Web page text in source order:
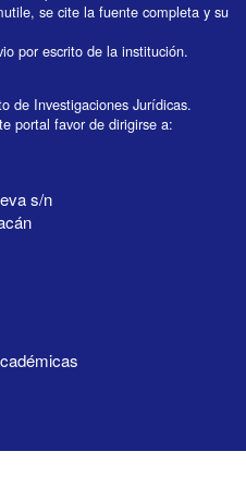
se cite la fuente completa y su
por escrito de la institución.
de Investigaciones Jurídicas.
portal favor de dirigirse a:
s/n